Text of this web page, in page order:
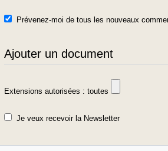
Prévenez-moi de tous les nouveaux
Ajouter un document
Extensions autorisées : toutes
Je veux recevoir la Newsletter